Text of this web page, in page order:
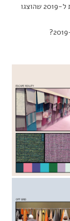
כאן ממש בקרוב, אבל היום דווקא נעסוק בתחזיות ל-2019 שהוצגו